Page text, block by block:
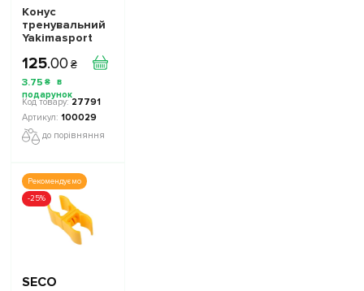
Конус
тренувальний
Yakimasport
колір в
асортименті
125.00 ₴
3.75 ₴
27791
100029
до порівняння
Рекомендуємо
-25%
SECO